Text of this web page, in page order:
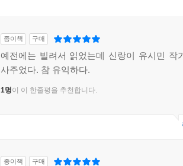
종이책 구매
예전에는 빌려서 읽었는데 신랑이 유시민 작
사주었다. 참 유익하다.
1명이 이 한줄평을 추천합니다.
종이책 구매